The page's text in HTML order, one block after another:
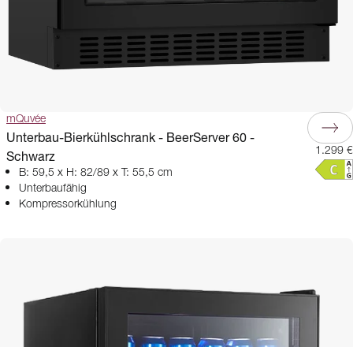
mQuvée
Unterbau-Bierkühlschrank - BeerServer 60 -
Schwarz
B: 59,5 x H: 82/89 x T: 55,5 cm
Unterbaufähig
Kompressorkühlung
1.299 €